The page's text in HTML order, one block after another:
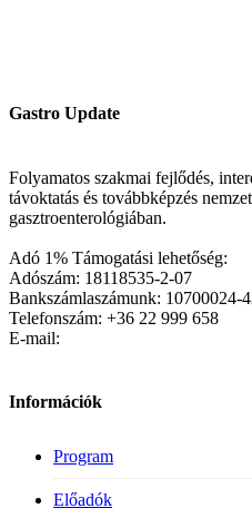
Gastro Update
Folyamatos szakmai fejlődés,
távoktatás és továbbképzés
gasztroenterológiában.
Adó 1% Támogatási lehetőség:
Adószám: 18118535-2-07
Bankszámlaszámunk:
Telefonszám: +36 22 999 658
E-mail:
Információk
Program
Előadók